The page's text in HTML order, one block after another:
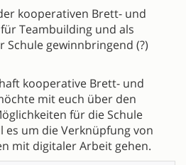
kooperativen Brett- und
Teambuilding und als
gewinnbringend (?)
kooperative Brett- und
mit euch über den
für die Schule
es um die Verknüpfung von
mit digitaler Arbeit gehen.